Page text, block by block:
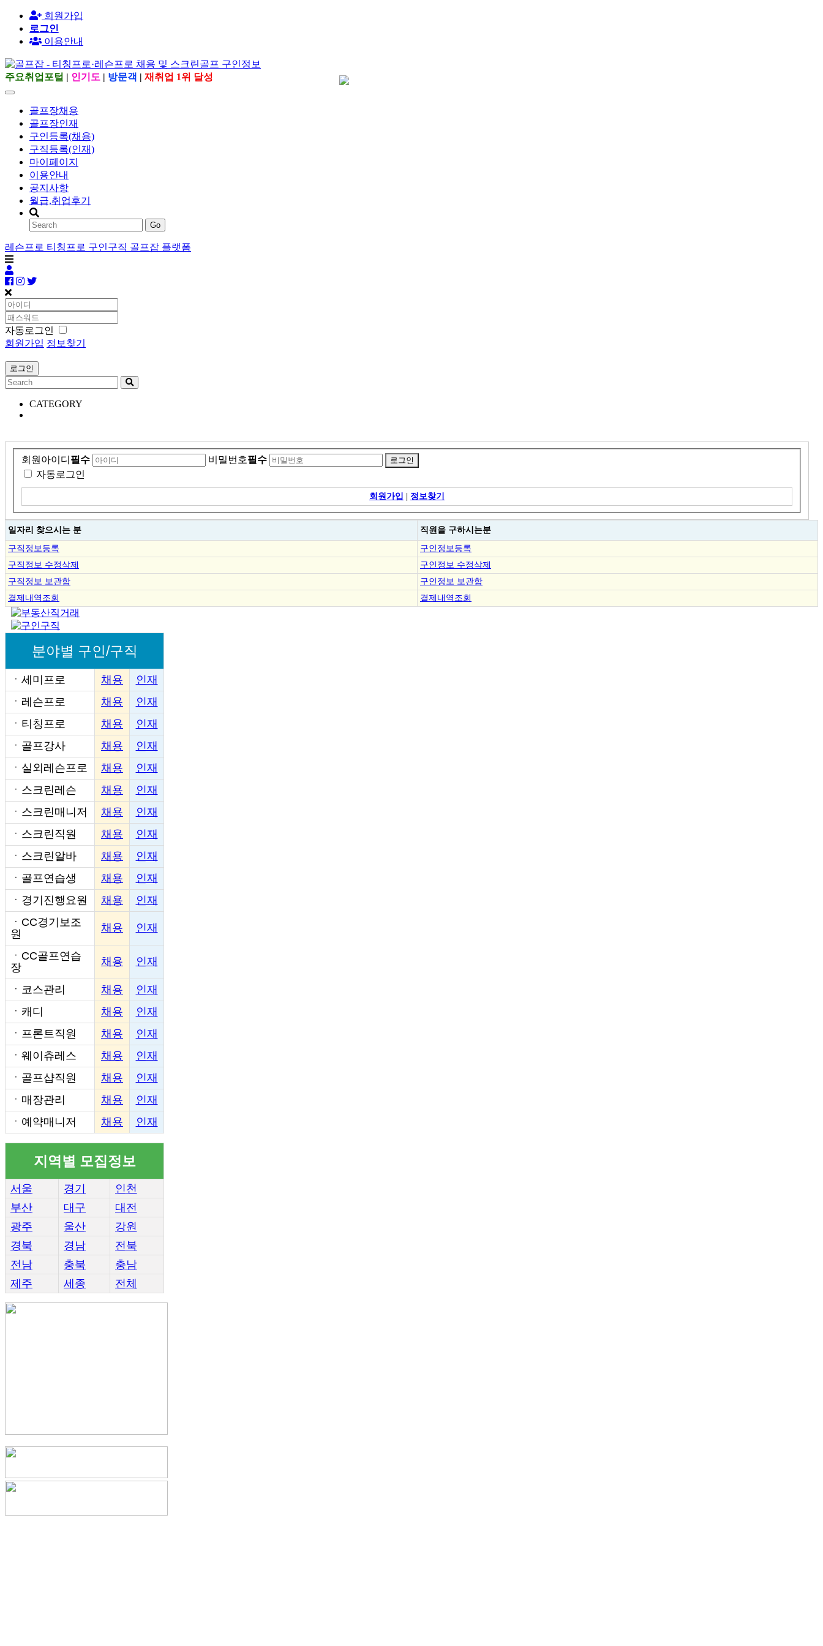
회원가입
로그인
이용안내
주요취업포털 | 인기도 | 방문객 | 재취업 1위 달성
골프장채용
골프장인재
구인등록(채용)
구직등록(인재)
마이페이지
이용안내
공지사항
월급,취업후기
Go
레슨프로 티칭프로 구인구직 골프잡 플랫폼
자동로그인
회원가입 정보찾기
CATEGORY
회원아이디 필수 비밀번호필수
자동로그인
회원가입 | 정보찾기
일자리 찾으시는 분 직원을 구하시는분
구직정보등록
구인정보등록
구직정보 수정삭제
구인정보 수정삭제
구직정보 보관함
구인정보 보관함
결제내역조회
결제내역조회
분야별 구인/구직
ㆍ 세미프로 채용
인재
ㆍ 레슨프로 채용
인재
ㆍ 티칭프로 채용
인재
ㆍ 골프강사 채용
인재
ㆍ 실외레슨프로 채용
인재
ㆍ 스크린레슨 채용
인재
ㆍ 스크린매니저 채용
인재
ㆍ 스크린직원 채용
인재
ㆍ 스크린알바 채용
인재
ㆍ 골프연습생 채용
인재
ㆍ 경기진행요원 채용
인재
ㆍ CC경기보조
원
채용 인재
ㆍ CC골프연습
장
채용 인재
ㆍ 코스관리 채용
인재
ㆍ 캐디 채용
인재
ㆍ 프론트직원 채용
인재
ㆍ 웨이츄레스 채용
인재
ㆍ 골프샵직원 채용
인재
ㆍ 매장관리 채용
인재
ㆍ 예약매니저 채용 인재
지역별 모집정보
서울 경기
인천
부산
대구
대전
광주
울산
강원
경북
경남
전북
전남
충북
충남
제주
세종 전체